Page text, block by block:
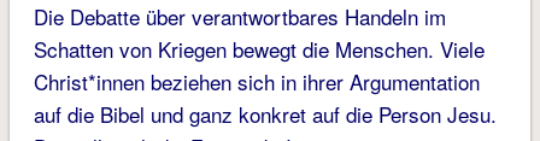
Die Debatte über verantwortbares Handeln im
Schatten von Kriegen bewegt die Menschen. Viele
Christ*innen beziehen sich in ihrer Argumentation
auf die Bibel und ganz konkret auf die Person Jesu.